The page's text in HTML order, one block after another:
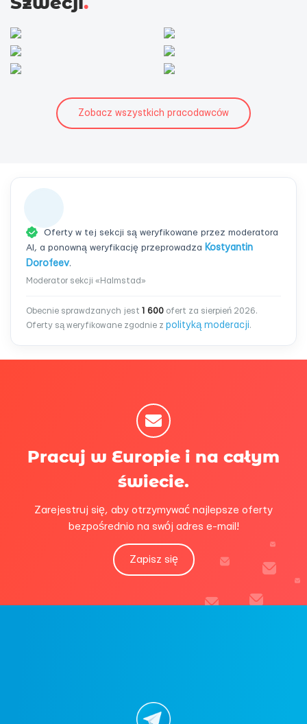
Zobacz wszystkich pracodawców
Oferty w tej sekcji są weryfikowane przez moderatora
AI, a ponowną weryfikację przeprowadza Kostyantin
Dorofeev.
Moderator sekcji «Halmstad»
Obecnie sprawdzanych jest 1 600 ofert za sierpień 2026.
Oferty są weryfikowane zgodnie z polityką moderacji.
Pracuj w Europie i na całym
świecie.
Zarejestruj się, aby otrzymywać najlepsze oferty
bezpośrednio na swój adres e-mail!
Zapisz się